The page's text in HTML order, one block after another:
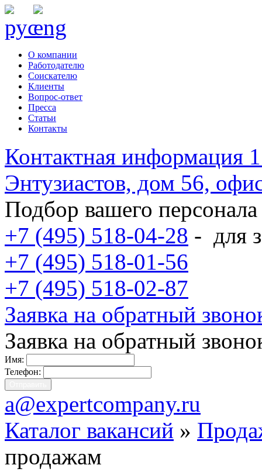
О компании
Работодателю
Соискателю
Клиенты
Вопрос-ответ
Пресса
Статьи
Контакты
Контактная информация
Энтузиастов, дом 56,
Подбор вашего персонала
+7 (495) 518-04-28 - для
+7 (495) 518-01-56
+7 (495) 518-02-87
Заявка на обратный
Заявка на обратный
Имя:
Телефон:
a@expertcompany.ru
Каталог вакансий »
продажам